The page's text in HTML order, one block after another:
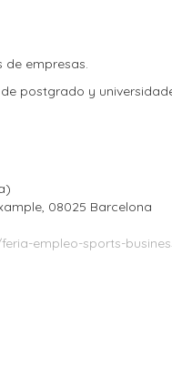
de empresas.
postgrado y
08025 Barcelona
empleo-sports-